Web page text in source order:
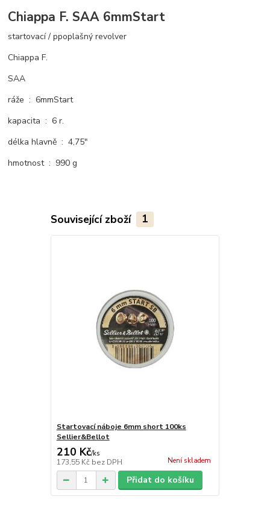
Chiappa F. SAA 6mmStart
startovací / ppoplašný revolver
Chiappa F.
SAA
ráže : 6mmStart
kapacita : 6 r.
délka hlavně : 4,75"
hmotnost : 990 g
Související zboží 1
Startovací náboje 6mm short 100ks
Sellier&Bellot
210 Kč/ks
173,55 Kč bez DPH Není skladem
Přidat do košíku